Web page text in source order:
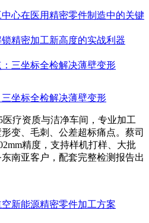
中心在医用精密零件制造中的关键
精密加工新高度的实战利器
坐标全检解决薄壁变形
医疗资质与洁净车间，专业加工
变、毛刺、公差超标痛点。蔡司
精度，支持样机打样、大批
南亚客户，配套完整检测报告出